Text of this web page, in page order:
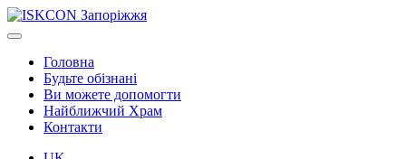
Головна
Будьте обізнані
Ви можете допомогти
Найближчий Храм
Контакти